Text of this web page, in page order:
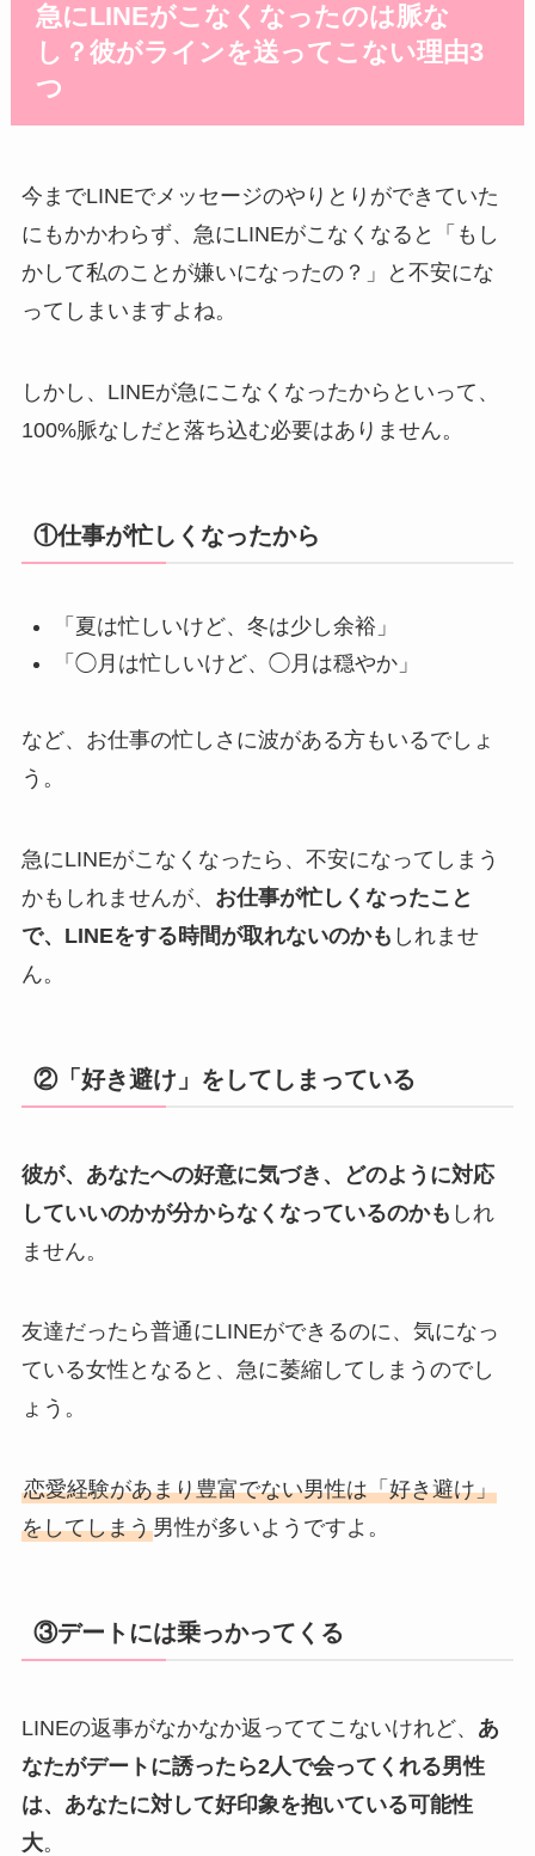
急にLINEがこなくなったのは脈な
し？彼がラインを送ってこない理由3
つ
今までLINEでメッセージのやりとりができていた
にもかかわらず、急にLINEがこなくなると「もし
かして私のことが嫌いになったの？」と不安にな
ってしまいますよね。
しかし、LINEが急にこなくなったからといって、
100%脈なしだと落ち込む必要はありません。
①仕事が忙しくなったから
「夏は忙しいけど、冬は少し余裕」
「◯月は忙しいけど、◯月は穏やか」
など、お仕事の忙しさに波がある方もいるでしょ
う。
急にLINEがこなくなったら、不安になってしまう
かもしれませんが、 お仕事が忙しくなったこと
で、LINEをする時間が取れないのかも しれませ
ん。
②「好き避け」をしてしまっている
彼が、あなたへの好意に気づき、どのように対応
していいのかが分からなくなっているのかも しれ
ません。
友達だったら普通にLINEができるのに、気になっ
ている女性となると、急に萎縮してしまうのでし
ょう。
恋愛経験があまり豊富でない男性は「好き避け」
をしてしまう男性が多いようですよ。
③デートには乗っかってくる
LINEの返事がなかなか返っててこないけれど、 あ
なたがデートに誘ったら2人で会ってくれる男性
は、あなたに対して好印象を抱いている可能性
大。